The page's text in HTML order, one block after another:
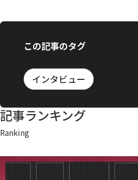
この記事のタグ
インタビュー
記事ランキング
Ranking